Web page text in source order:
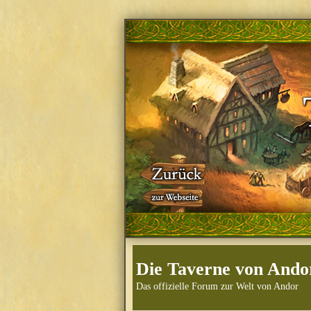
Die Taverne von
Das offizielle Forum zur Welt von Andor